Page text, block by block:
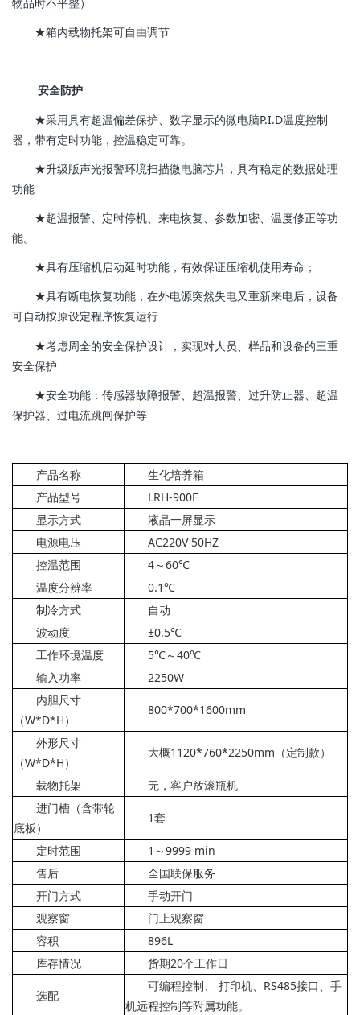
★箱内载物托架可自由调节
安全防护
★采用具有超温偏差保护、数字显示的微电脑P.I.D温度控制
器，带有定时功能，控温稳定可靠。
★升级版声光报警环境扫描微电脑芯片，具有稳定的数据处理
功能
★超温报警、定时停机、来电恢复、参数加密、温度修正等功
能。
★具有压缩机启动延时功能，有效保证压缩机使用寿命；
★具有断电恢复功能，在外电源突然失电又重新来电后，设备
可自动按原设定程序恢复运行
★考虑周全的安全保护设计，实现对人员、样品和设备的三重
安全保护
★安全功能：传感器故障报警、超温报警、过升防止器、超温
保护器、过电流跳闸保护等
产品名称
生化培养箱
产品型号
LRH-900F
显示方式
液晶一屏显示
电源电压
AC220V 50HZ
控温范围
4～60℃
温度分辨率
0.1℃
制冷方式
自动
波动度
±0.5℃
工作环境温度
5℃～40℃
输入功率
2250W
内胆尺寸
（W*D*H）
800*700*1600mm
外形尺寸
（W*D*H）
大概1120*760*2250mm（定制款）
载物托架
无，客户放滚瓶机
进门槽（含带轮
底板）
1套
定时范围
1～9999 min
售后
全国联保服务
开门方式
手动开门
观察窗
门上观察窗
容积
896L
库存情况
货期20个工作日
选配
可编程控制、 打印机、RS485接口、手
机远程控制等附属功能。